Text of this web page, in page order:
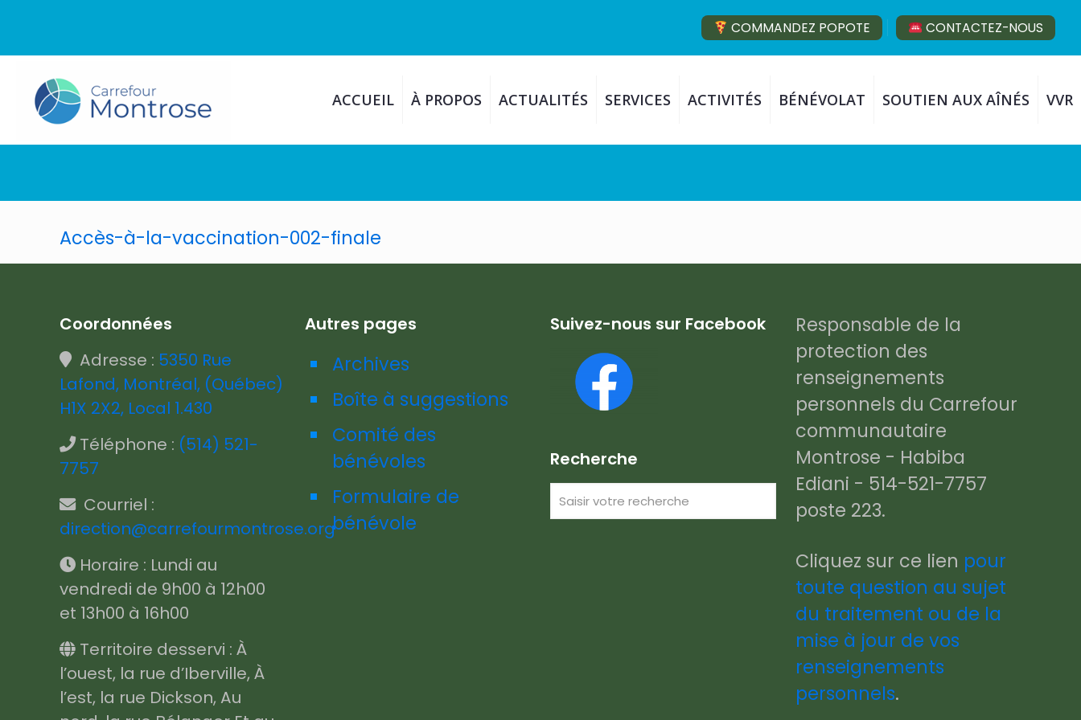
COMMANDEZ POPOTE CONTACTEZ-NOUS
ACCUEIL À PROPOS ACTUALITÉS SERVICES ACTIVITÉS BÉNÉVOLAT SOUTIEN AUX AÎNÉS VVR
Accès-à-la-vaccination-002-finale
Coordonnées
Adresse : 5350 Rue
Lafond, Montréal, (Québec)
H1X 2X2, Local 1.430
Téléphone : (514) 521-
7757
Courriel :
direction@carrefourmontrose.org
Horaire : Lundi au
vendredi de 9h00 à 12h00
et 13h00 à 16h00
Territoire desservi : À
l’ouest, la rue d’Iberville, À
l’est, la rue Dickson, Au
Autres pages
Archives
Boîte à suggestions
Comité des
bénévoles
Formulaire de
bénévole
Suivez-nous sur Facebook
Recherche
Responsable de la
protection des
renseignements
personnels du Carrefour
communautaire
Montrose - Habiba
Ediani - 514-521-7757
poste 223.
Cliquez sur ce lien pour
toute question au sujet
du traitement ou de la
mise à jour de vos
renseignements
personnels.